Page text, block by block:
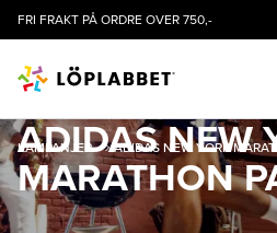
FRI FRAKT PÅ ORDRE OVER 750,-
KAMPANJER ADIDAS NEW YORK
ADIDAS NEW
MARATHON